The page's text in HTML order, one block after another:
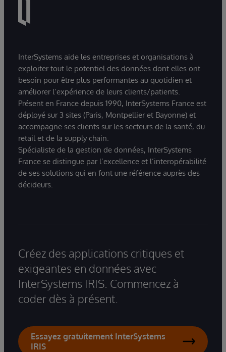
InterSystems aide les entreprises et organisations à
exploiter tout le potentiel des données dont elles ont
besoin pour être plus performantes au quotidien et
améliorer l’expérience de leurs clients/patients.
Présent en France depuis 1990, InterSystems France est
déployé sur 3 sites (Paris, Montpellier et Bayonne) et
accompagne ses clients sur les secteurs de la santé, du
retail et de la supply chain.
Spécialiste de la gestion de données, InterSystems
France se distingue par l’excellence et l’interopérabilité
de ses solutions qui en font une référence auprès des
décideurs.
Créez des applications critiques et
exigeantes en données avec
InterSystems IRIS. Commencez à
coder dès à présent.
Essayez gratuitement InterSystems
IRIS